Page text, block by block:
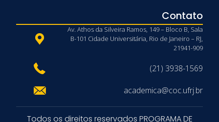
Contato
Av. Athos da Silveira Ramos, 149 – Bloco B, Sala
B-101 Cidade Universitária, Rio de Janeiro – RJ,
21941-909
(21) 3938-1569
academica@coc.ufrj.br
Todos os direitos reservados PROGRAMA DE